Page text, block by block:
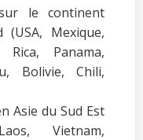
le continent
Mexique,
Panama,
Bolivie, Chili,
Asie du Sud Est
Vietnam,